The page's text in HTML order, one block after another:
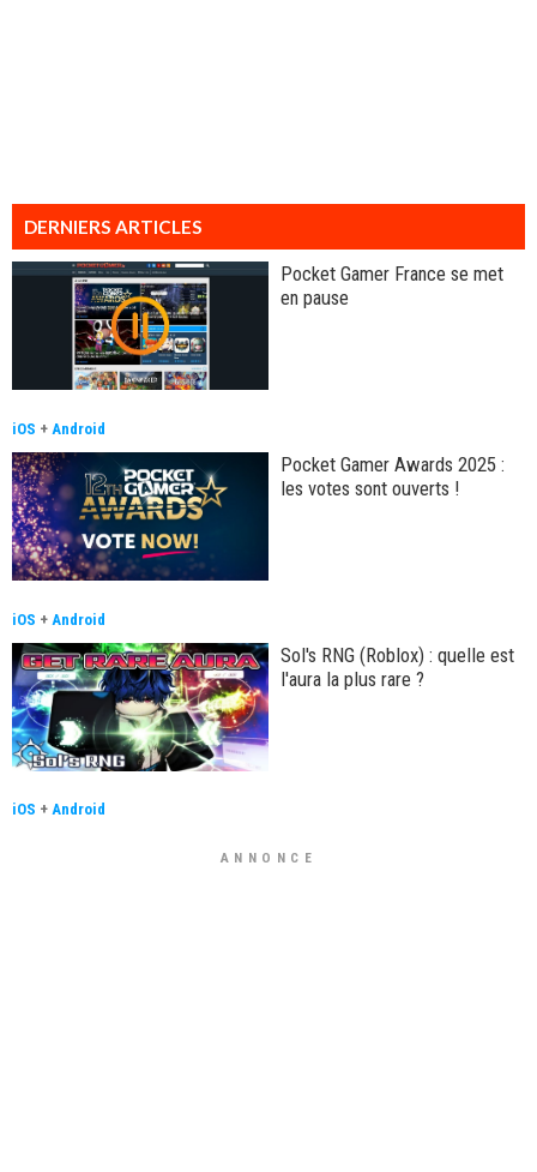
DERNIERS ARTICLES
Pocket Gamer France se met
en pause
iOS + Android
Pocket Gamer Awards 2025 :
les votes sont ouverts !
iOS + Android
Sol's RNG (Roblox) : quelle est
l'aura la plus rare ?
iOS + Android
ANNONCE